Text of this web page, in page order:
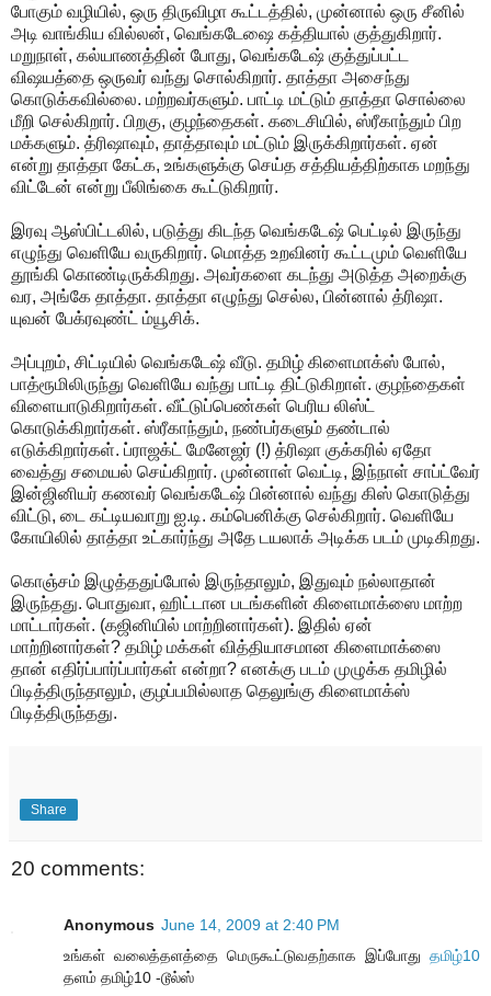
போகும் வழியில், ஒரு திருவிழா கூட்டத்தில், முன்னால் ஒரு சீனில்
அடி வாங்கிய வில்லன், வெங்கடேஷை கத்தியால் குத்துகிறார்.
மறுநாள், கல்யாணத்தின் போது, வெங்கடேஷ் குத்துப்பட்ட
விஷயத்தை ஒருவர் வந்து சொல்கிறார். தாத்தா அசைந்து
கொடுக்கவில்லை. மற்றவர்களும். பாட்டி மட்டும் தாத்தா சொல்லை
மீறி செல்கிறார். பிறகு, குழந்தைகள். கடைசியில், ஸ்ரீகாந்தும் பிற
மக்களும். த்ரிஷாவும், தாத்தாவும் மட்டும் இருக்கிறார்கள். ஏன்
என்று தாத்தா கேட்க, உங்களுக்கு செய்த சத்தியத்திற்காக மறந்து
விட்டேன் என்று பீலிங்கை கூட்டுகிறார்.
இரவு ஆஸ்பிட்டலில், படுத்து கிடந்த வெங்கடேஷ் பெட்டில் இருந்து
எழுந்து வெளியே வருகிறார். மொத்த உறவினர் கூட்டமும் வெளியே
தூங்கி கொண்டிருக்கிறது. அவர்களை கடந்து அடுத்த அறைக்கு
வர, அங்கே தாத்தா. தாத்தா எழுந்து செல்ல, பின்னால் த்ரிஷா.
யுவன் பேக்ரவுண்ட் ம்யூசிக்.
அப்புறம், சிட்டியில் வெங்கடேஷ் வீடு. தமிழ் கிளைமாக்ஸ் போல்,
பாத்ரூமிலிருந்து வெளியே வந்து பாட்டி திட்டுகிறாள். குழந்தைகள்
விளையாடுகிறார்கள். வீட்டுப்பெண்கள் பெரிய லிஸ்ட்
கொடுக்கிறார்கள். ஸ்ரீகாந்தும், நண்பர்களும் தண்டால்
எடுக்கிறார்கள். ப்ராஜக்ட் மேனேஜர் (!) த்ரிஷா குக்கரில் ஏதோ
வைத்து சமையல் செய்கிறார். முன்னாள் வெட்டி, இந்நாள் சாப்ட்வேர்
இன்ஜினியர் கணவர் வெங்கடேஷ் பின்னால் வந்து கிஸ் கொடுத்து
விட்டு, டை கட்டியவாறு ஐ.டி. கம்பெனிக்கு செல்கிறார். வெளியே
கோயிலில் தாத்தா உட்கார்ந்து அதே டயலாக் அடிக்க படம் முடிகிறது.
கொஞ்சம் இழுத்ததுப்போல் இருந்தாலும், இதுவும் நல்லாதான்
இருந்தது. பொதுவா, ஹிட்டான படங்களின் கிளைமாக்ஸை மாற்ற
மாட்டார்கள். (கஜினியில் மாற்றினார்கள்). இதில் ஏன்
மாற்றினார்கள்? தமிழ் மக்கள் வித்தியாசமான கிளைமாக்ஸை
தான் எதிர்ப்பார்ப்பார்கள் என்றா? எனக்கு படம் முழுக்க தமிழில்
பிடித்திருந்தாலும், குழப்பமில்லாத தெலுங்கு கிளைமாக்ஸ்
பிடித்திருந்தது.
Share
20 comments:
Anonymous June 14, 2009 at 2:40 PM
உங்கள் வலைத்தளத்தை மெருகூட்டுவதற்காக இப்போது தமிழ்10
தளம் தமிழ்10 -டூல்ஸ்